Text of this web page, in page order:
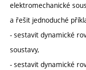
elektromechanické
a řešit jednoduché
- sestavit dynamické
soustavy,
- sestavit dynamické